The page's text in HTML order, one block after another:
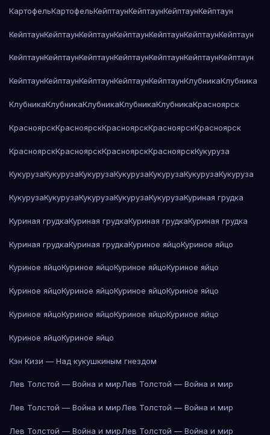
КартофельКартофельКейптаунКейптаунКейптаунКейптаун
КейптаунКейптаунКейптаунКейптаунКейптаунКейптаунКейптаун
КейптаунКейптаунКейптаунКейптаунКейптаунКейптаунКейптаун
КейптаунКейптаунКейптаунКейптаунКейптаунКлубникаКлубника
КлубникаКлубникаКлубникаКлубникаКлубникаКрасноярск
КрасноярскКрасноярскКрасноярскКрасноярскКрасноярск
КрасноярскКрасноярскКрасноярскКрасноярскКукуруза
КукурузаКукурузаКукурузаКукурузаКукурузаКукурузаКукуруза
КукурузаКукурузаКукурузаКукурузаКукурузаКуриная грудка
Куриная грудкаКуриная грудкаКуриная грудкаКуриная грудка
Куриная грудкаКуриная грудкаКуриное яйцоКуриное яйцо
Куриное яйцоКуриное яйцоКуриное яйцоКуриное яйцо
Куриное яйцоКуриное яйцоКуриное яйцоКуриное яйцо
Куриное яйцоКуриное яйцоКуриное яйцоКуриное яйцо
Куриное яйцоКуриное яйцо
Кэн Кизи — Над кукушкиным гнездом
Лев Толстой — Война и мирЛев Толстой — Война и мир
Лев Толстой — Война и мирЛев Толстой — Война и мир
Лев Толстой — Война и мирЛев Толстой — Война и мир